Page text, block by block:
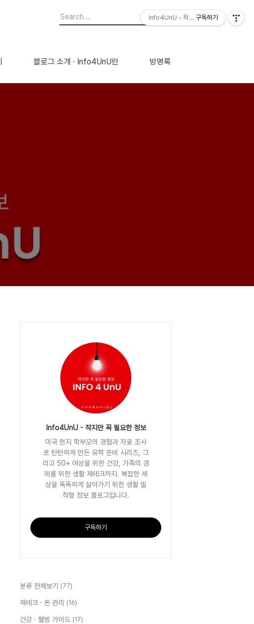
블로그 소개 · Info4UnU란 방명록
Info4UnU - 작지만 꼭 필요한 정보
미국 현지 학부모의 경험과 자료 조사
로 탄탄하게 만든 유학 준비 시리즈, 그
리고 50+ 여성을 위한 건강, 가족의 경
제를 위한 생활 재테크까지. 복잡한 세
상을 똑똑하게 살아가기 위한 생활 밀
착형 정보 블로그입니다.
구독하기
분류 전체보기 (77)
재테크 · 돈 관리 (16)
건강 · 웰빙 가이드 (17)
Info4UnU - 작지만 꼭 필요한 정보
구독하기